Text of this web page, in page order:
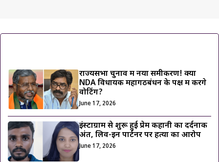
राज्यसभा चुनाव में नया समीकरण! क्या
NDA विधायक महागठबंधन के पक्ष में करेंगे
वोटिंग?
June 17, 2026
इंस्टाग्राम से शुरू हुई प्रेम कहानी का दर्दनाक
अंत, लिव-इन पार्टनर पर हत्या का आरोप
June 17, 2026